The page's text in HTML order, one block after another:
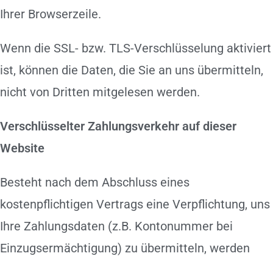
Ihrer Browserzeile.
Wenn die SSL- bzw. TLS-Verschlüsselung aktiviert
ist, können die Daten, die Sie an uns übermitteln,
nicht von Dritten mitgelesen werden.
Verschlüsselter Zahlungsverkehr auf dieser
Website
Besteht nach dem Abschluss eines
kostenpflichtigen Vertrags eine Verpflichtung, uns
Ihre Zahlungsdaten (z.B. Kontonummer bei
Einzugsermächtigung) zu übermitteln, werden